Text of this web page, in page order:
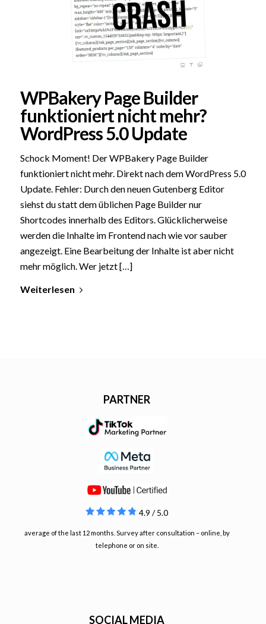
WPBakery Page Builder
funktioniert nicht mehr?
WordPress 5.0 Update
Schock Moment! Der WPBakery Page Builder
funktioniert nicht mehr. Direkt nach dem WordPress 5.0
Update. Fehler: Durch den neuen Gutenberg Editor
siehst du statt dem üblichen Page Builder nur
Shortcodes innerhalb des Editors. Glücklicherweise
werden die Inhalte im Frontend nach wie vor sauber
angezeigt. Eine Bearbeitung der Inhalte ist aber nicht
mehr möglich. Wer jetzt […]
Weiterlesen
PARTNER
4.9 / 5.0
average of the last 12 months. Survey after consultation – online, by
telephone or on site.
SOCIAL MEDIA